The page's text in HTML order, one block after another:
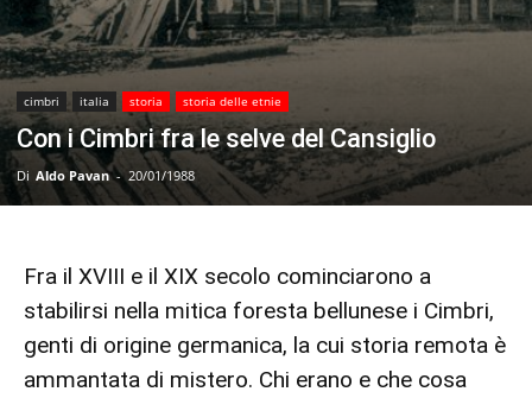
cimbri italia storia storia delle etnie
Con i Cimbri fra le selve del Cansiglio
Di Aldo Pavan - 20/01/1988
Fra il XVIII e il XIX secolo cominciarono a
stabilirsi nella mitica foresta bellunese i Cimbri,
genti di origine germanica, la cui storia remota è
ammantata di mistero. Chi erano e che cosa